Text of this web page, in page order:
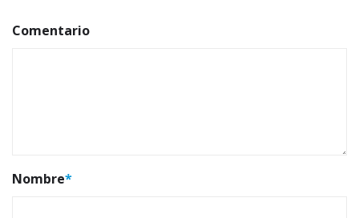
Comentario
Nombre*